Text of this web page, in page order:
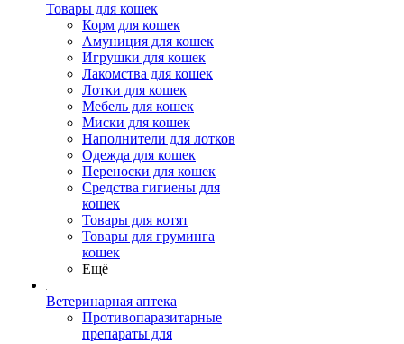
Товары для кошек
Корм для кошек
Амуниция для кошек
Игрушки для кошек
Лакомства для кошек
Лотки для кошек
Мебель для кошек
Миски для кошек
Наполнители для лотков
Одежда для кошек
Переноски для кошек
Средства гигиены для
кошек
Товары для котят
Товары для груминга
кошек
Ещё
Ветеринарная аптека
Противопаразитарные
препараты для